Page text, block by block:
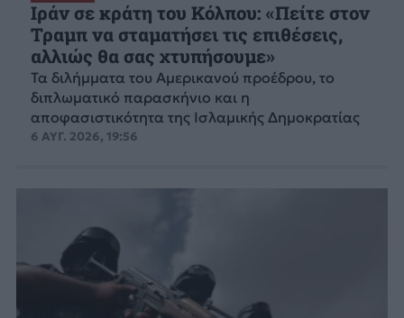
Ιράν σε κράτη του Κόλπου: «Πείτε στον
Τραμπ να σταματήσει τις επιθέσεις,
αλλιώς θα σας χτυπήσουμε»
Τα διλήμματα του Αμερικανού προέδρου, το
διπλωματικό παρασκήνιο και η
αποφασιστικότητα της Ισλαμικής Δημοκρατίας
6 ΑΥΓ. 2026, 19:56